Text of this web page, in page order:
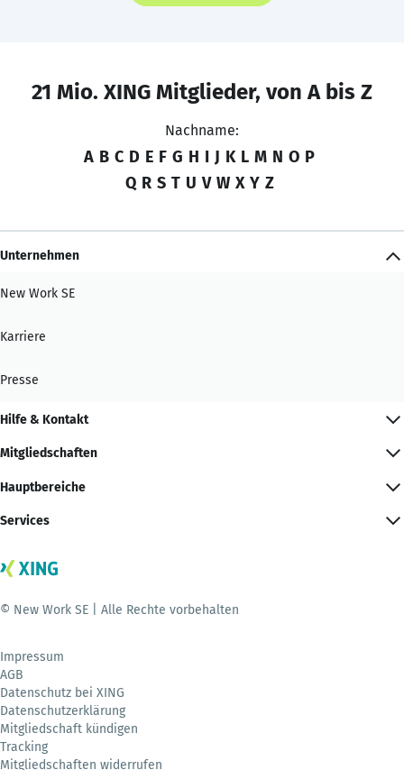
21 Mio. XING Mitglieder, von A bis Z
Nachname:
A B C D E F G H I J K L M N O P
Q R S T U V W X Y Z
Unternehmen
New Work SE
Karriere
Presse
Hilfe & Kontakt
Mitgliedschaften
Hauptbereiche
Services
© New Work SE | Alle Rechte vorbehalten
Impressum
AGB
Datenschutz bei XING
Datenschutzerklärung
Mitgliedschaft kündigen
Tracking
Mitgliedschaften widerrufen